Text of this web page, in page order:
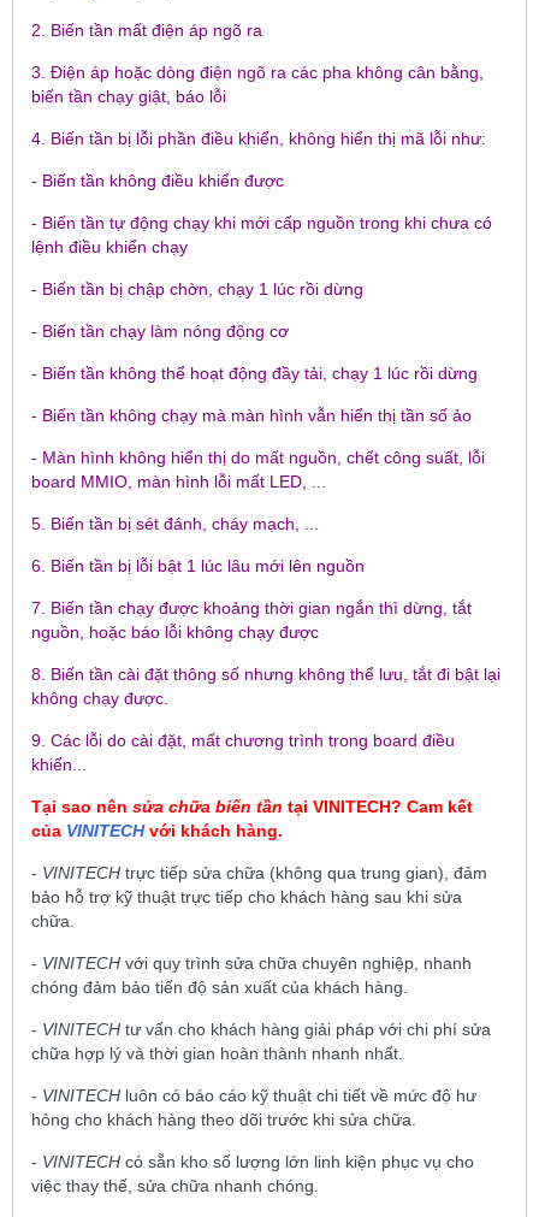
2. Biến tần mất điện áp ngõ ra
3. Điện áp hoặc dòng điện ngõ ra các pha không cân bằng,
biến tần chạy giật, báo lỗi
4. Biến tần bị lỗi phần điều khiển, không hiển thị mã lỗi như:
- Biến tần không điều khiển được
- Biến tần tự động chạy khi mới cấp nguồn trong khi chưa có
lệnh điều khiển chạy
- Biến tần bị chập chờn, chạy 1 lúc rồi dừng
- Biến tần chạy làm nóng động cơ
- Biến tần không thể hoạt động đầy tải, chạy 1 lúc rồi dừng
- Biến tần không chạy mà màn hình vẫn hiển thị tần số ảo
- Màn hình không hiển thị do mất nguồn, chết công suất, lỗi
board MMIO, màn hình lỗi mất LED, ...
5. Biến tần bị sét đánh, cháy mạch, ...
6. Biến tần bị lỗi bật 1 lúc lâu mới lên nguồn
7. Biến tần chạy được khoảng thời gian ngắn thì dừng, tắt
nguồn, hoặc báo lỗi không chạy được
8. Biến tần cài đặt thông số nhưng không thể lưu, tắt đi bật lại
không chạy được.
9. Các lỗi do cài đặt, mất chương trình trong board điều
khiển...
Tại sao nên sửa chữa biến tần tại VINITECH? Cam kết
của VINITECHvới khách hàng.
- VINITECH trực tiếp sửa chữa (không qua trung gian), đảm
bảo hỗ trợ kỹ thuật trực tiếp cho khách hàng sau khi sửa
chữa.
- VINITECH với quy trình sửa chữa chuyên nghiệp, nhanh
chóng đảm bảo tiến độ sản xuất của khách hàng.
- VINITECH tư vấn cho khách hàng giải pháp với chi phí sửa
chữa hợp lý và thời gian hoàn thành nhanh nhất.
- VINITECH luôn có báo cáo kỹ thuật chi tiết về mức độ hư
hỏng cho khách hàng theo dõi trước khi sửa chữa.
- VINITECH có sẵn kho số lượng lớn linh kiện phục vụ cho
việc thay thế, sửa chữa nhanh chóng.